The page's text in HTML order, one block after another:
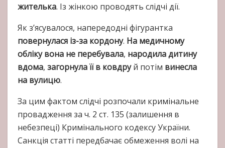
жителька. Із жінкою проводять слідчі дії.
Як з’ясувалося, напередодні фігурантка
повернулася із-за кордону. На медичному
обліку вона не перебувала, народила дитину
вдома, загорнула її в ковдруй потім винесла
на вулицю.
За цим фактом слідчі розпочали кримінальне
провадження за ч. 2 ст. 135 (залишення в
небезпеці) Кримінального кодексу України.
Санкція статті передбачає обмеження волі на